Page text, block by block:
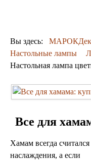
Люстры из
Люстры со
Вы здесь:
Настольные лампы
Настольная лампа
Все для
Хамам всегда
наслаждения, а если